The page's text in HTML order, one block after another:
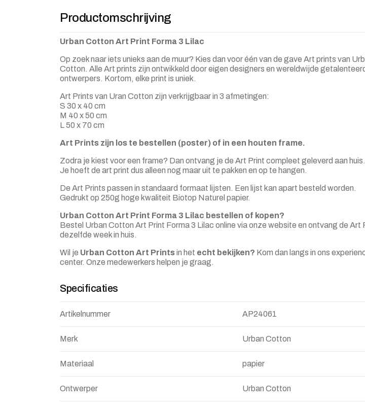
Productomschrijving
Urban Cotton Art Print Forma 3 Lilac
Op zoek naar iets unieks aan de muur? Kies dan voor één van de gave Art prints van
Cotton. Alle Art prints zijn ontwikkeld door eigen designers en wereldwijde
ontwerpers. Kortom, elke print is uniek.
Art Prints van Uran Cotton zijn verkrijgbaar in 3 afmetingen:
S 30 x 40 cm
M 40 x 50 cm
L 50 x 70 cm
Art Prints zijn los te bestellen (poster) of in een houten frame.
Zodra je kiest voor een frame? Dan ontvang je de Art Print compleet geleverd aan huis.
Je hoeft de art print dus alleen nog maar uit te pakken en op te hangen.
De Art Prints passen in standaard formaat lijsten. Een lijst kan apart besteld worden.
Gedrukt op 250g hoge kwaliteit Biotop Naturel papier.
Urban Cotton Art Print Forma 3 Lilac bestellen of kopen?
Bestel Urban Cotton Art Print Forma 3 Lilac online via onze website en ontvang de Art
dezelfde week in huis.
Wil je Urban Cotton Art Printsin het echt bekijken? Kom dan langs in ons
center. Onze medewerkers helpen je graag.
Specificaties
Artikelnummer AP24061
Merk Urban Cotton
Materiaal papier
Ontwerper Urban Cotton